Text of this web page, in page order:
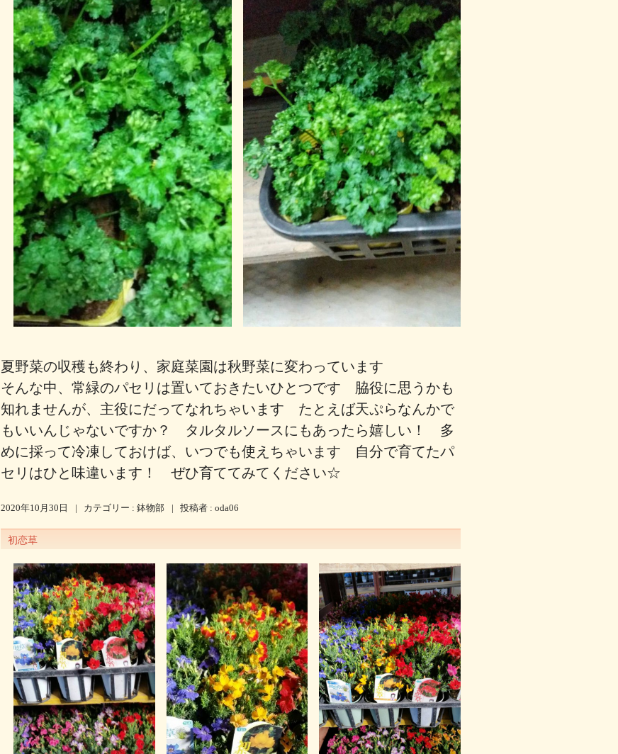
夏野菜の収穫も終わり、家庭菜園は秋野菜に変わっています
そんな中、常緑のパセリは置いておきたいひとつです 脇役に思うかも
知れませんが、主役にだってなれちゃいます たとえば天ぷらなんかで
もいいんじゃないですか？ タルタルソースにもあったら嬉しい！ 多
めに採って冷凍しておけば、いつでも使えちゃいます 自分で育てたパ
セリはひと味違います！ ぜひ育ててみてください☆
2020年10月30日 | カテゴリー : 鉢物部 | 投稿者 : oda06
初恋草